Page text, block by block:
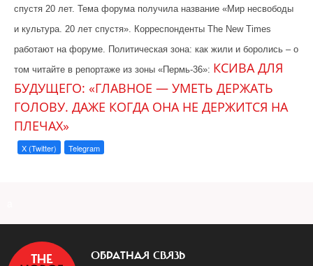
спустя 20 лет. Тема форума получила название «Мир несвободы
и культура. 20 лет спустя». Корреспонденты The New Times
работают на форуме. Политическая зона: как жили и боролись – о
том читайте в репортаже из зоны «Пермь-36»: КСИВА ДЛЯ
БУДУЩЕГО: «ГЛАВНОЕ — УМЕТЬ ДЕРЖАТЬ
ГОЛОВУ. ДАЖЕ КОГДА ОНА НЕ ДЕРЖИТСЯ НА
ПЛЕЧАХ»
X (Twitter) Telegram
ОБРАТНАЯ СВЯЗЬ